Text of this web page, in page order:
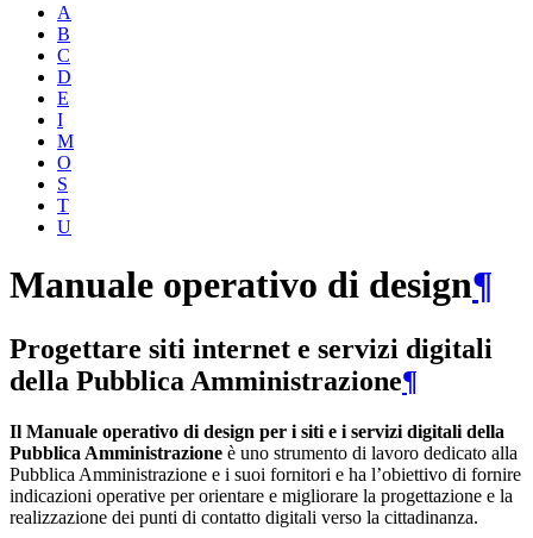
A
B
C
D
E
I
M
O
S
T
U
Manuale operativo di design¶
Progettare siti internet e servizi digitali
della Pubblica Amministrazione¶
Il Manuale operativo di design per i siti e i servizi digitali della
Pubblica Amministrazione è uno strumento di lavoro dedicato alla
Pubblica Amministrazione e i suoi fornitori e ha l’obiettivo di fornire
indicazioni operative per orientare e migliorare la progettazione e la
realizzazione dei punti di contatto digitali verso la cittadinanza.